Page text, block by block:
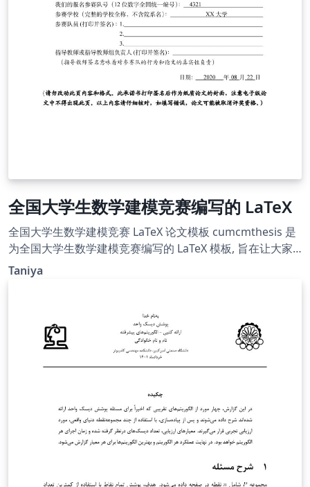
全国大学生数学建模竞赛编写的 LaTeX
全国大学生数学建模竞赛 LaTeX 论文模板 cumcmthesis 是
为全国大学生数学建模竞赛编写的 LaTeX 模板, 旨在让大家
专注于论文的内容写作, 而不用花费过多精力在格式的定制和
调整上. 本手册是相应的参考, 其 中提供了一些环境和命令可
的 LaTeX 的使用经验, 至少要会使用 ctex 宏包的一些功能,
比如调节字距或修改字体 大小等等. 例子文件参看
example.pdf。 2019 建模模板的免费视频教程依然适用：
第一部分：https://www.bilibili.com/video/av64191560 第
模板来源于LaTeX工作室“全国大学生数学建模竞赛 LaTeX 模
板 - 2021年更
新”（https://www.latexstudio.net/index/details/index/mi
d/762.html），并在“字体量
贩”（http://www.font5.com.cn/fontlist/fontlist_1_1.html
）中下载必要字体，以完善该模板在overleaf存在的字体缺
Taniya